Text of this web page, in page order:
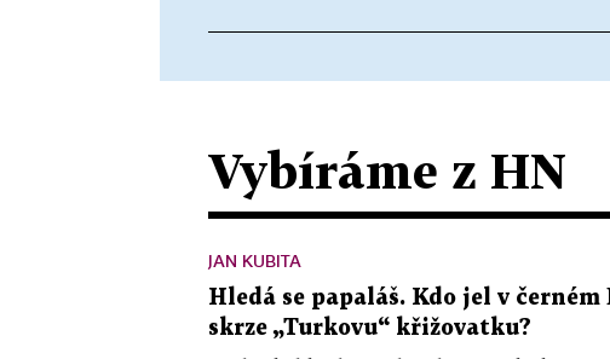
Vybíráme z HN
JAN KUBITA
Hledá se papaláš. Kdo jel v černém
skrze „Turkovu“ křižovatku?